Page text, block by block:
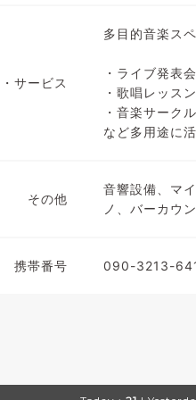
サービス
多目的音楽ス
・ライブ発表
・歌唱レッス
・音楽サーク
など多用途に
その他
音響設備、マ
ノ、バーカウ
携帯番号 090-3213-